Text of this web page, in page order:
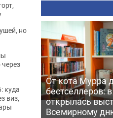
От кота Мурра
бестселлеров:
открылась
Всемирному
но
куда
виз,